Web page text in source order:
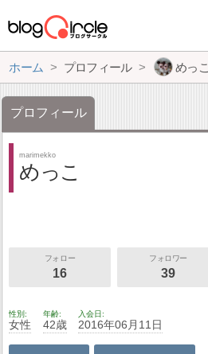
ホーム プロフィール めっこ
プロフィール
marimekko
めっこ
フォロー
16
フォロワー
39
性別
女性
年齢
42歳
入会日
2016年06月11日